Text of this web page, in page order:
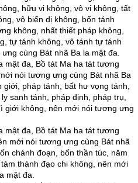
hữu vi không, vô vi không, tất
vô biến dị không, bổn tánh
không, nhất thiết pháp không,
tự tánh không, vô tánh tự tánh
cùng Bát nhã Ba la mật đa.
mật đa, Bồ tát Ma ha tát tương
nói tương ưng cùng Bát nhã Ba
pháp tánh, bất hư vọng tánh,
sanh tánh, pháp định, pháp trụ,
giới không, nên mới nói tương ưng
mật đa, Bồ tát Ma ha tát tương
mới nói tương ưng cùng Bát nhã
chánh đoạn, bốn thần túc, năm
thánh đạo chi không, nên mới
mật đa.